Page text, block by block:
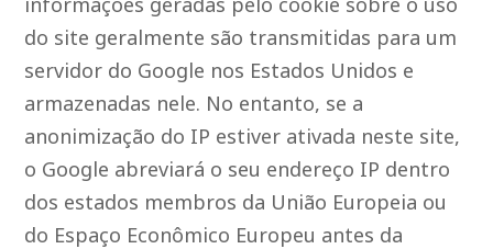
do site geralmente são transmitidas para um
servidor do Google nos Estados Unidos e
armazenadas nele. No entanto, se a
anonimização do IP estiver ativada neste site,
o Google abreviará o seu endereço IP dentro
dos estados membros da União Europeia ou
do Espaço Econômico Europeu antes da